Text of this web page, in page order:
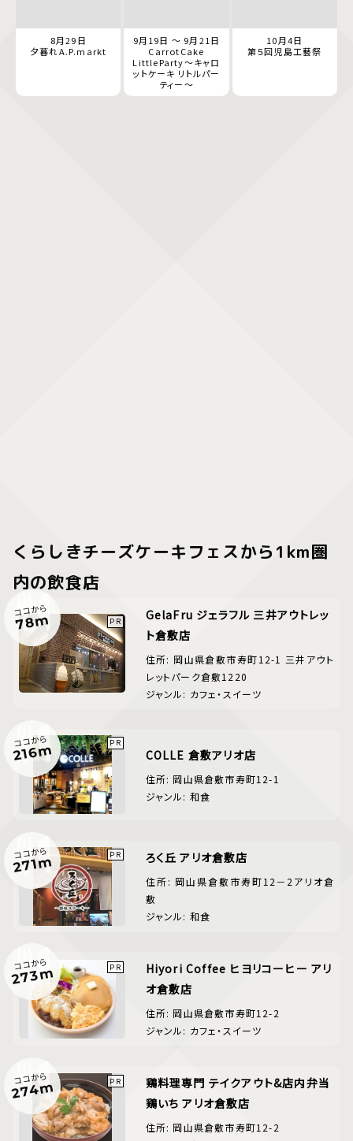
8月29日
夕暮れA.P.markt
9月19日 ～ 9月21日
CarrotCake
LittleParty～キャロ
ットケーキ リトルパー
ティー～
10月4日
第５回児島工藝祭
くらしきチーズケーキフェスから1km圏
内の飲食店
ココから
78m
GelaFru ジェラフル 三井アウトレッ
ト倉敷店
住所: 岡山県倉敷市寿町12-1 三井アウト
レットパーク倉敷1220
ジャンル: カフェ・スイーツ
ココから
216m COLLE 倉敷アリオ店
住所: 岡山県倉敷市寿町12-1
ジャンル: 和食
ココから
271m ろく丘 アリオ倉敷店
住所: 岡山県倉敷市寿町12－2アリオ倉
敷
ジャンル: 和食
ココから
273m
Hiyori Coffee ヒヨリコーヒー アリ
オ倉敷店
住所: 岡山県倉敷市寿町12-2
ジャンル: カフェ・スイーツ
ココから
274m
鶏料理専門 テイクアウト&店内弁当
鶏いち アリオ倉敷店
住所: 岡山県倉敷市寿町12-2